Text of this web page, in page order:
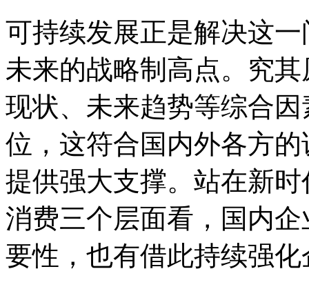
可持续发展正是解决这
未来的战略制高点。究
现状、未来趋势等综合
位，这符合国内外各方
提供强大支撑。站在新
消费三个层面看，国内
要性，也有借此持续强